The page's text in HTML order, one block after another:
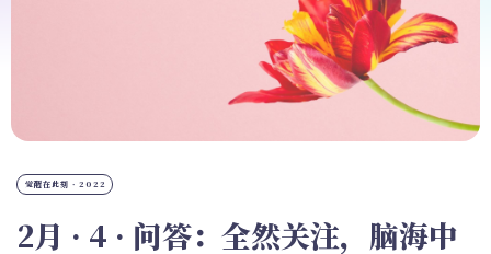
觉醒在此刻 · 2022
2月 · 4 · 问答：全然关注，脑海中